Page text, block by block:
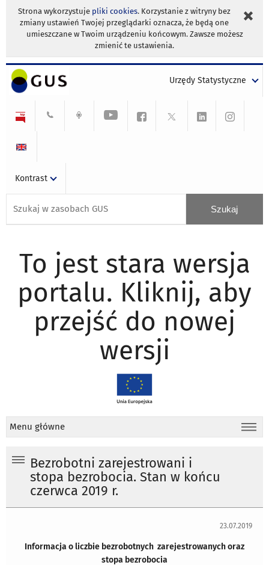
Strona wykorzystuje pliki cookies. Korzystanie z witryny bez
zmiany ustawień Twojej przeglądarki oznacza, że będą one
umieszczane w Twoim urządzeniu końcowym. Zawsze możesz
zmienić te ustawienia.
Urzędy Statystyczne
Kontrast
To jest stara wersja
portalu. Kliknij, aby
przejść do nowej
wersji
Menu główne
Bezrobotni zarejestrowani i
stopa bezrobocia. Stan w końcu
czerwca 2019 r.
23.07.2019
Informacja o liczbie bezrobotnych zarejestrowanych oraz
stopa bezrobocia